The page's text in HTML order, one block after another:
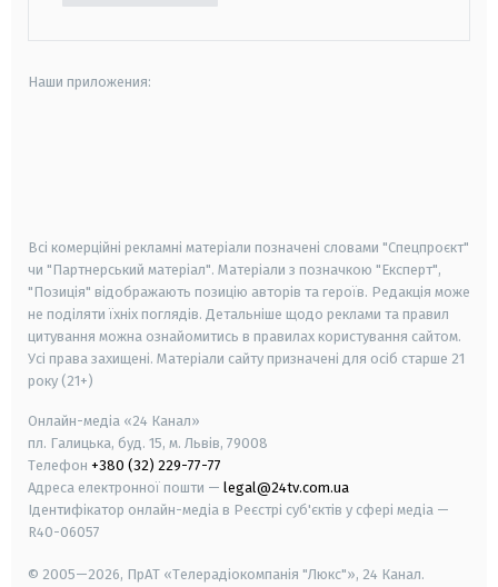
Наши приложения:
Всі комерційні рекламні матеріали позначені словами "Спецпроєкт"
чи "Партнерський матеріал". Матеріали з позначкою "Експерт",
"Позиція" відображають позицію авторів та героїв. Редакція може
не поділяти їхніх поглядів. Детальніше щодо реклами та правил
цитування можна ознайомитись в правилах користування сайтом.
Усі права захищені. Матеріали сайту призначені для осіб старше 21
року (21+)
Онлайн-медіа «24 Канал»
пл. Галицька, буд. 15, м. Львів, 79008
Телефон +380 (32) 229-77-77
Адреса електронної пошти — legal@24tv.com.ua
Ідентифікатор онлайн-медіа в Реєстрі суб'єктів у сфері медіа —
R40-06057
© 2005—2026, ПрАТ «Телерадіокомпанія "Люкс"», 24 Канал.